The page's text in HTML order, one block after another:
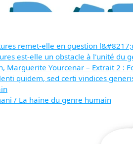
remet-elle en question
est-elle un obstacle à l'unité du
Marguerite Yourcenar – Extrait 2 :
quidem, sed certi vindices
/ La haine du genre humain